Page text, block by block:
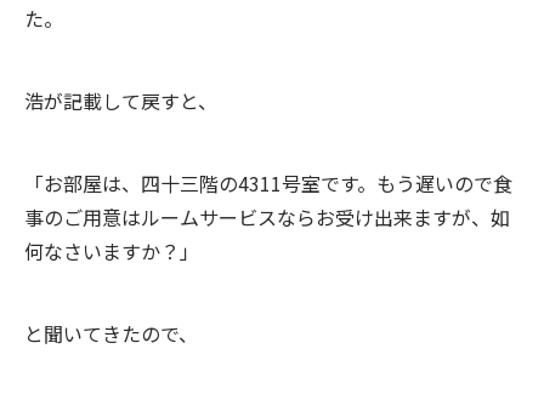
た。
浩が記載して戻すと、
「お部屋は、四十三階の4311号室です。もう遅いので食
事のご用意はルームサービスならお受け出来ますが、如
何なさいますか？」
と聞いてきたので、